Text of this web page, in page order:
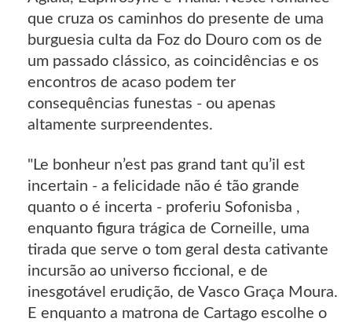
que cruza os caminhos do presente de uma
burguesia culta da Foz do Douro com os de
um passado clássico, as coincidências e os
encontros de acaso podem ter
consequências funestas - ou apenas
altamente surpreendentes.
"Le bonheur n’est pas grand tant qu’il est
incertain - a felicidade não é tão grande
quanto o é incerta - proferiu Sofonisba ,
enquanto figura trágica de Corneille, uma
tirada que serve o tom geral desta cativante
incursão ao universo ficcional, e de
inesgotável erudição, de Vasco Graça Moura.
E enquanto a matrona de Cartago escolhe o